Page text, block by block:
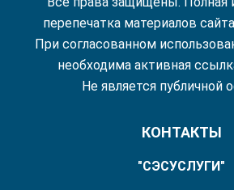
перепечатка материалов
При согласованном
необходима активная
Не является публичной
КОНТАКТЫ
"СЭСУСЛУГИ"